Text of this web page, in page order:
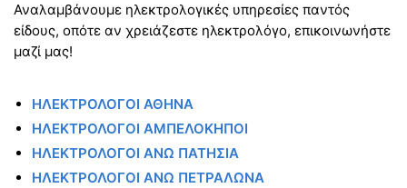
Αναλαμβάνουμε ηλεκτρολογικές υπηρεσίες παντός
είδους, οπότε αν χρειάζεστε ηλεκτρολόγο, επικοινωνήστε
μαζί μας!
ΗΛΕΚΤΡΟΛΟΓΟΙ ΑΘΗΝΑ
ΗΛΕΚΤΡΟΛΟΓΟΙ ΑΜΠΕΛΟΚΗΠΟΙ
ΗΛΕΚΤΡΟΛΟΓΟΙ ΑΝΩ ΠΑΤΗΣΙΑ
ΗΛΕΚΤΡΟΛΟΓΟΙ ΑΝΩ ΠΕΤΡΑΛΩΝΑ